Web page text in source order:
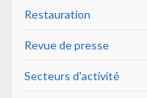
Restauration
Revue de presse
Secteurs d'activité